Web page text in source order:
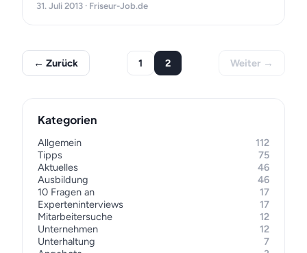
31. Juli 2013 · Friseur-Job.de
← Zurück 1 2 Weiter →
Kategorien
Allgemein
112
Tipps
75
Aktuelles
46
Ausbildung
46
10 Fragen an
17
Experteninterviews
17
Mitarbeitersuche
12
Unternehmen
12
Unterhaltung
7